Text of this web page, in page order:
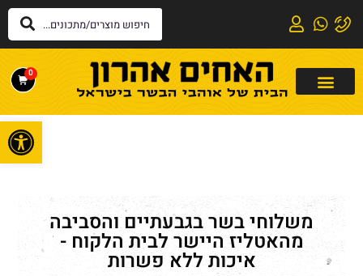
0
משלוחי בשר בגבעתיים והסביבה
מהאטליז היישר לבית הלקוח -
איכות ללא פשרות